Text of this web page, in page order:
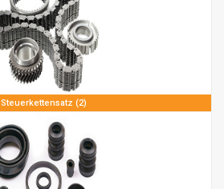
Steuerkettensatz (2)